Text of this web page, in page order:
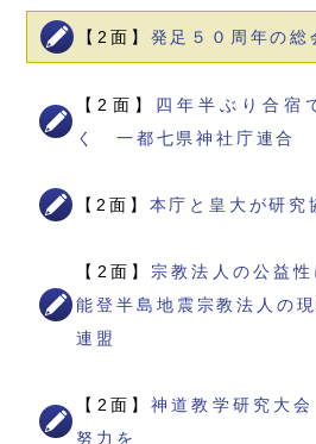
【2面】 発足５０周年の
【2面】 四年半ぶり合
く 一都七県神社庁連合
【2面】 本庁と皇大が研究
【2面】 宗教法人の公益
能登半島地震宗教法人の
連盟
【2面】神道教学研究大
努力を